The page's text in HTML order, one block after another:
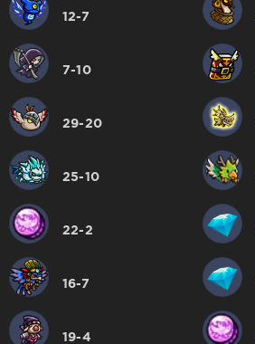
12-7
7-10
29-20
25-10
22-2
16-7
19-4